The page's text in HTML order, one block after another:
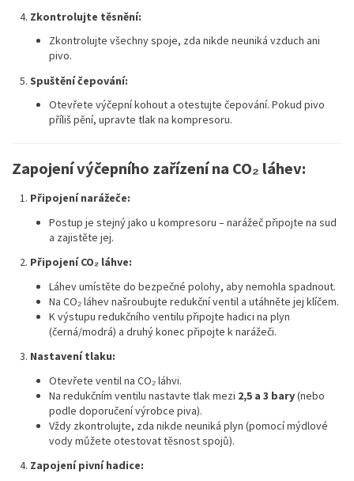
Zkontrolujte těsnění:
Zkontrolujte všechny spoje, zda nikde neuniká vzduch ani
pivo.
Spuštění čepování:
Otevřete výčepní kohout a otestujte čepování. Pokud pivo
příliš pění, upravte tlak na kompresoru.
Zapojení výčepního zařízení na CO₂ láhev:
Připojení narážeče:
Postup je stejný jako u kompresoru – narážeč připojte na sud
a zajistěte jej.
Připojení CO₂ láhve:
Láhev umístěte do bezpečné polohy, aby nemohla spadnout.
Na CO₂ láhev našroubujte redukční ventil a utáhněte jej klíčem.
K výstupu redukčního ventilu připojte hadici na plyn
(černá/modrá) a druhý konec připojte k narážeči.
Nastavení tlaku:
Otevřete ventil na CO₂ láhvi.
Na redukčním ventilu nastavte tlak mezi 2,5 a 3 bary(nebo
podle doporučení výrobce piva).
Vždy zkontrolujte, zda nikde neuniká plyn (pomocí mýdlové
vody můžete otestovat těsnost spojů).
Zapojení pivní hadice: